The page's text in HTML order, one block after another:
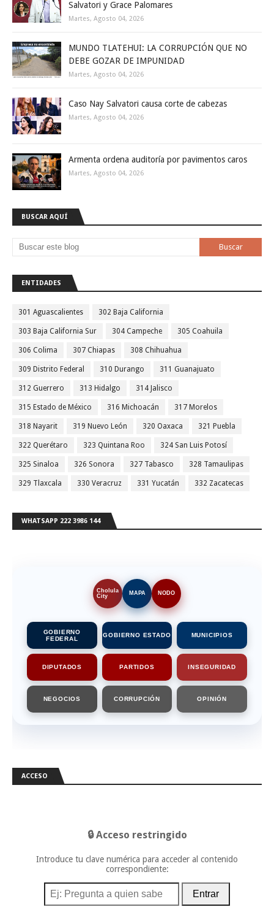
Salvatori y Grace Palomares
Martes, Agosto 04, 2026
MUNDO TLATEHUI: LA CORRUPCIÓN QUE NO
DEBE GOZAR DE IMPUNIDAD
Martes, Agosto 04, 2026
Caso Nay Salvatori causa corte de cabezas
Martes, Agosto 04, 2026
Armenta ordena auditoría por pavimentos caros
Martes, Agosto 04, 2026
BUSCAR AQUÍ
ENTIDADES
301 Aguascalientes 302 Baja California
303 Baja California Sur 304 Campeche 305 Coahuila
306 Colima 307 Chiapas 308 Chihuahua
309 Distrito Federal 310 Durango 311 Guanajuato
312 Guerrero 313 Hidalgo 314 Jalisco
315 Estado de México 316 Michoacán 317 Morelos
318 Nayarit 319 Nuevo León 320 Oaxaca 321 Puebla
322 Querétaro 323 Quintana Roo 324 San Luis Potosí
325 Sinaloa 326 Sonora 327 Tabasco 328 Tamaulipas
329 Tlaxcala 330 Veracruz 331 Yucatán 332 Zacatecas
WHATSAPP 222 3986 144
Cholula
City
MAPA NODO
GOBIERNO
FEDERAL
GOBIERNO ESTADO MUNICIPIOS
DIPUTADOS PARTIDOS INSEGURIDAD
NEGOCIOS CORRUPCIÓN OPINIÓN
ACCESO
🔒 Acceso restringido
Introduce tu clave numérica para acceder al contenido
correspondiente:
Entrar